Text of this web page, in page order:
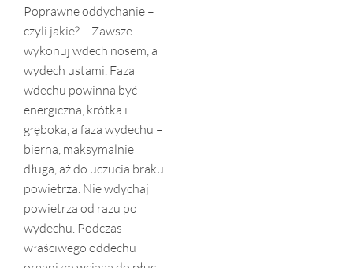
Poprawne oddychanie –
czyli jakie? – Zawsze
wykonuj wdech nosem, a
wydech ustami. Faza
wdechu powinna być
energiczna, krótka i
głęboka, a faza wydechu –
bierna, maksymalnie
długa, aż do uczucia braku
powietrza. Nie wdychaj
powietrza od razu po
wydechu. Podczas
właściwego oddechu